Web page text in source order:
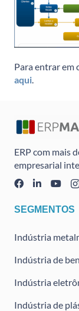
Para entrar em
aqui.
ERP com mais
empresarial
SEGMENTOS
Indústria
Indústria de
Indústria
Indústria de